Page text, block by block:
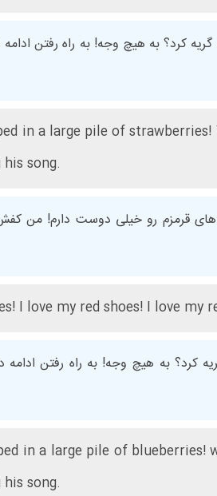
به هیچ وجه! به راه رفتن ادامه
in a large pile of
song.
قرمزم رو خیلی دوست دارم! من
I love my red shoes! I love my
به هیچ وجه! به راه رفتن ادامه
in a large pile of
song.